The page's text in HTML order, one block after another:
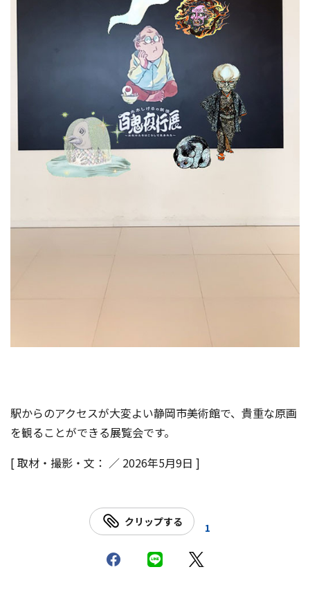
駅からのアクセスが大変よい静岡市美術館で、貴重な原画
を観ることができる展覧会です。
[ 取材・撮影・文： ／ 2026年5月9日 ]
クリップする 1